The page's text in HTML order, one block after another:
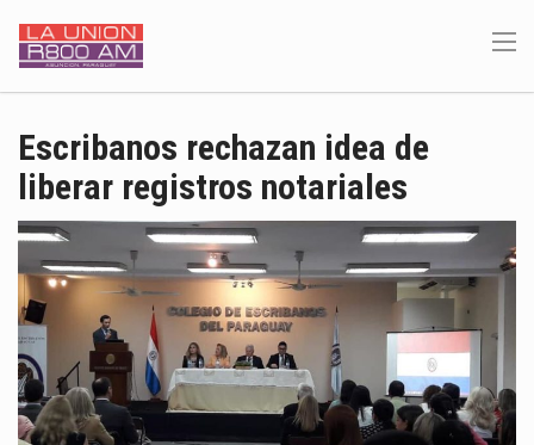
Escribanos rechazan idea de
liberar registros notariales